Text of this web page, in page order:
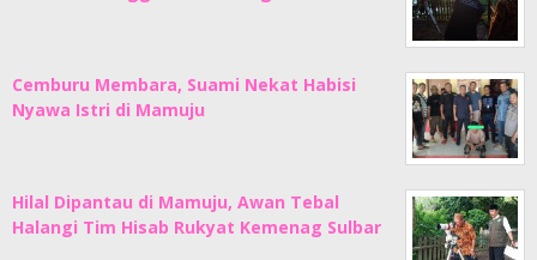
Cemburu Membara, Suami Nekat Habisi
Nyawa Istri di Mamuju
Hilal Dipantau di Mamuju, Awan Tebal
Halangi Tim Hisab Rukyat Kemenag Sulbar